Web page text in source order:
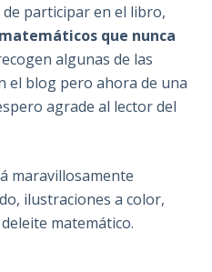
participar en el libro,
que nunca
algunas de las
el blog pero ahora de una
agrade al lector del
maravillosamente
ilustraciones a color,
matemático.